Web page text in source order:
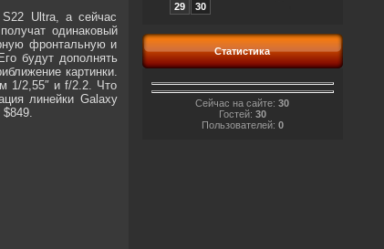
Ultra, а сейчас
одинаковый
фронтальную и
будут дополнять
картинки.
1/2,55″ и f/2.2. Что
линейки Galaxy
29
30
Статистика
Сейчас на сайте: 30
Гостей: 30
Пользователей: 0